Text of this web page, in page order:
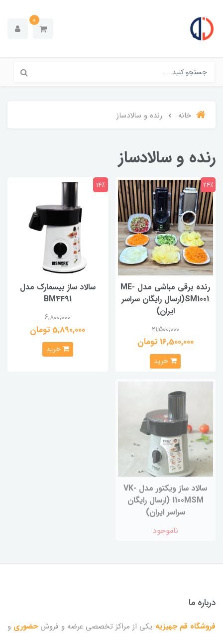
0
خانه رنده و سالادساز
رنده و سالادساز
رنده برقی مباشی مدل ME-
SM1001(ارسال رایگان سراسر
ایران)
21,500,000
16,500,000 تومان
24٪
خرید
سالاد ساز بیسمارک مدل
BM4491
6,800,000
5,890,000 تومان
14٪
خرید
سالاد ساز ویکتور مدل VK-
1100MSM (ارسال رایگان
سراسر ایران)
ناموجود
درباره ما
فروشگاه قم جهیزیه یکی از مراکز تخصصی عرضه و فروشحضوری و